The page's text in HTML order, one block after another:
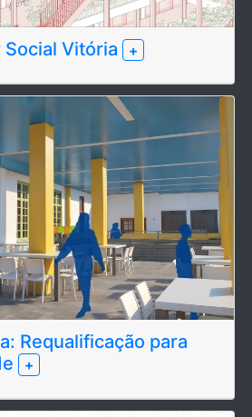
Vitória +
Requalificação para
+